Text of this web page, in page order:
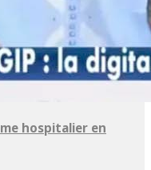
hospitalier en